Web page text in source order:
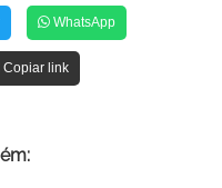
WhatsApp
Copiar link